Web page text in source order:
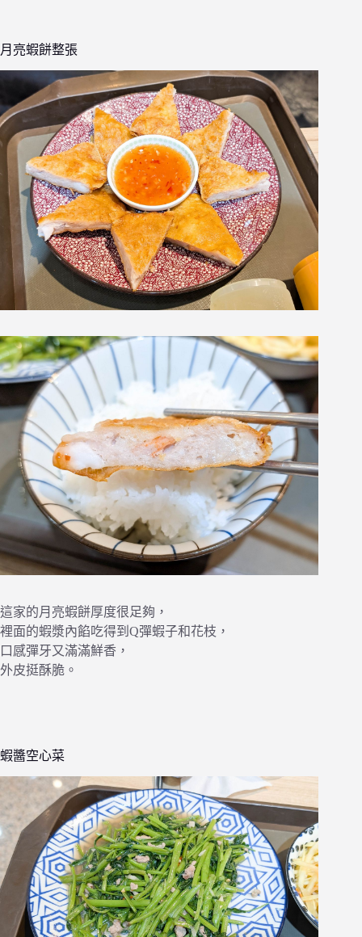
月亮蝦餅整張
這家的月亮蝦餅厚度很足夠，
裡面的蝦漿內餡吃得到Q彈蝦子和花枝，
口感彈牙又滿滿鮮香，
外皮挺酥脆。
蝦醬空心菜